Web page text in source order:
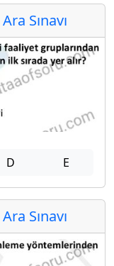
Sınavı
D E
Sınavı